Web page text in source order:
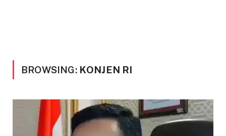
BROWSING: KONJEN RI